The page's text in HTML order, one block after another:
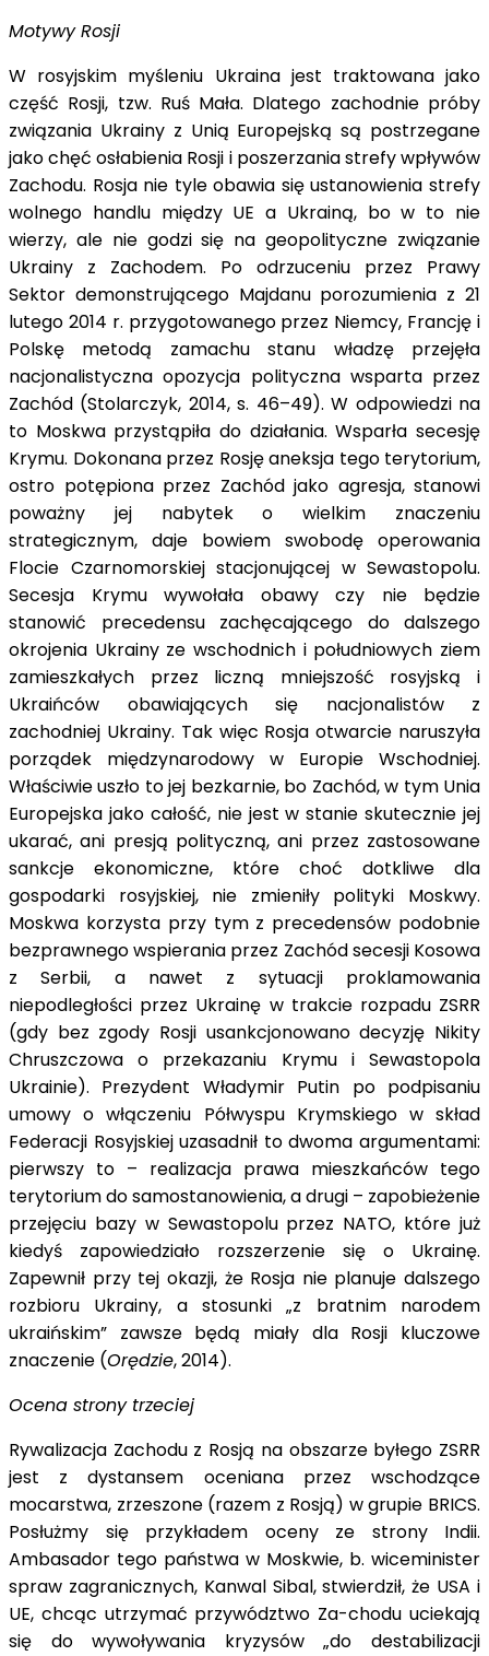
Motywy Rosji
W rosyjskim myśleniu Ukraina jest traktowana jako
część Rosji, tzw. Ruś Mała. Dlatego zachodnie próby
związania Ukrainy z Unią Europejską są postrzegane
jako chęć osłabienia Rosji i poszerzania strefy wpływów
Zachodu. Rosja nie tyle obawia się ustanowienia strefy
wolnego handlu między UE a Ukrainą, bo w to nie
wierzy, ale nie godzi się na geopolityczne związanie
Ukrainy z Zachodem. Po odrzuceniu przez Prawy
Sektor demonstrującego Majdanu porozumienia z 21
lutego 2014 r. przygotowanego przez Niemcy, Francję i
Polskę metodą zamachu stanu władzę przejęła
nacjonalistyczna opozycja polityczna wsparta przez
Zachód (Stolarczyk, 2014, s. 46–49). W odpowiedzi na
to Moskwa przystąpiła do działania. Wsparła secesję
Krymu. Dokonana przez Rosję aneksja tego terytorium,
ostro potępiona przez Zachód jako agresja, stanowi
poważny jej nabytek o wielkim znaczeniu
strategicznym, daje bowiem swobodę operowania
Flocie Czarnomorskiej stacjonującej w Sewastopolu.
Secesja Krymu wywołała obawy czy nie będzie
stanowić precedensu zachęcającego do dalszego
okrojenia Ukrainy ze wschodnich i południowych ziem
zamieszkałych przez liczną mniejszość rosyjską i
Ukraińców obawiających się nacjonalistów z
zachodniej Ukrainy. Tak więc Rosja otwarcie naruszyła
porządek międzynarodowy w Europie Wschodniej.
Właściwie uszło to jej bezkarnie, bo Zachód, w tym Unia
Europejska jako całość, nie jest w stanie skutecznie jej
ukarać, ani presją polityczną, ani przez zastosowane
sankcje ekonomiczne, które choć dotkliwe dla
gospodarki rosyjskiej, nie zmieniły polityki Moskwy.
Moskwa korzysta przy tym z precedensów podobnie
bezprawnego wspierania przez Zachód secesji Kosowa
z Serbii, a nawet z sytuacji proklamowania
niepodległości przez Ukrainę w trakcie rozpadu ZSRR
(gdy bez zgody Rosji usankcjonowano decyzję Nikity
Chruszczowa o przekazaniu Krymu i Sewastopola
Ukrainie). Prezydent Władymir Putin po podpisaniu
umowy o włączeniu Półwyspu Krymskiego w skład
Federacji Rosyjskiej uzasadnił to dwoma argumentami:
pierwszy to – realizacja prawa mieszkańców tego
terytorium do samostanowienia, a drugi – zapobieżenie
przejęciu bazy w Sewastopolu przez NATO, które już
kiedyś zapowiedziało rozszerzenie się o Ukrainę.
Zapewnił przy tej okazji, że Rosja nie planuje dalszego
rozbioru Ukrainy, a stosunki „z bratnim narodem
ukraińskim” zawsze będą miały dla Rosji kluczowe
znaczenie (Orędzie, 2014).
Ocena strony trzeciej
Rywalizacja Zachodu z Rosją na obszarze byłego ZSRR
jest z dystansem oceniana przez wschodzące
mocarstwa, zrzeszone (razem z Rosją) w grupie BRICS.
Posłużmy się przykładem oceny ze strony Indii.
Ambasador tego państwa w Moskwie, b. wiceminister
spraw zagranicznych, Kanwal Sibal, stwierdził, że USA i
UE, chcąc utrzymać przywództwo Za-chodu uciekają
się do wywoływania kryzysów „do destabilizacji